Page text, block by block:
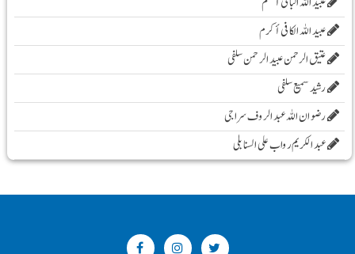
عبید اللہ الکافی أکرم
عتیق الرحمن عبید الرحمن سلفی
رشید سمیع سلفی
رضوان اللہ عبد الروف سراجی
عبد الکریم رواب علی السنابلی